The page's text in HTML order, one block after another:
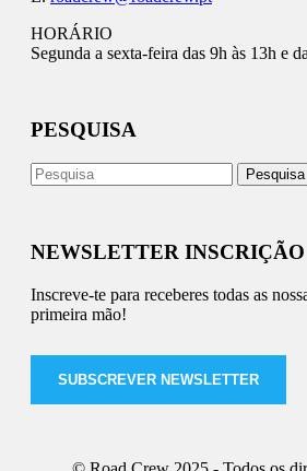
HORÁRIO
Segunda a sexta-feira das 9h às 13h e
PESQUISA
NEWSLETTER INSCRIÇÃO
Inscreve-te para receberes todas as
primeira mão!
SUBSCREVER NEWSLETTER